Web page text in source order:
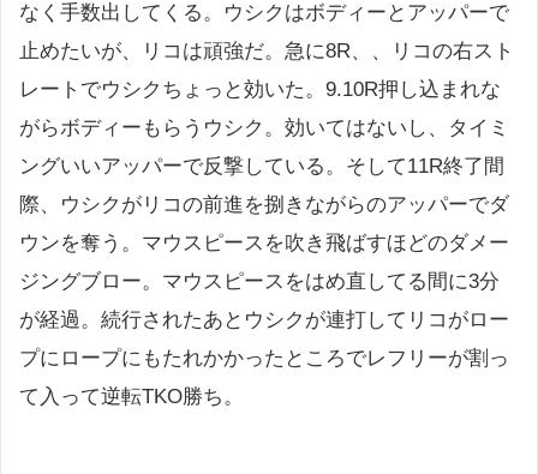
なく手数出してくる。ウシクはボディーとアッパーで
止めたいが、リコは頑強だ。急に8R、、リコの右スト
レートでウシクちょっと効いた。9.10R押し込まれな
がらボディーもらうウシク。効いてはないし、タイミ
ングいいアッパーで反撃している。そして11R終了間
際、ウシクがリコの前進を捌きながらのアッパーでダ
ウンを奪う。マウスピースを吹き飛ばすほどのダメー
ジングブロー。マウスピースをはめ直してる間に3分
が経過。続行されたあとウシクが連打してリコがロー
プにロープにもたれかかったところでレフリーが割っ
て入って逆転TKO勝ち。